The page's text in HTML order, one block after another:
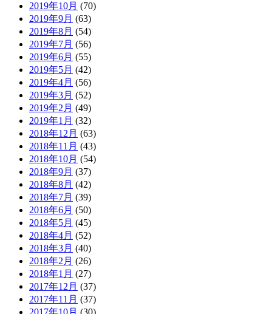
2019年10月 (70)
2019年9月 (63)
2019年8月 (54)
2019年7月 (56)
2019年6月 (55)
2019年5月 (42)
2019年4月 (56)
2019年3月 (52)
2019年2月 (49)
2019年1月 (32)
2018年12月 (63)
2018年11月 (43)
2018年10月 (54)
2018年9月 (37)
2018年8月 (42)
2018年7月 (39)
2018年6月 (50)
2018年5月 (45)
2018年4月 (52)
2018年3月 (40)
2018年2月 (26)
2018年1月 (27)
2017年12月 (37)
2017年11月 (37)